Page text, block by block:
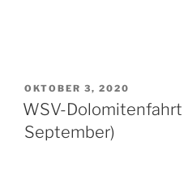
VERÖFFENTLICHT
AM
OKTOBER 3, 2020
WSV-Dolomitenfahrt
September)